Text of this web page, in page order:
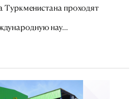
Туркменистана проходят
нау...